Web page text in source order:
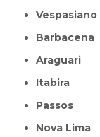
Vespasiano
Barbacena
Araguari
Itabira
Passos
Nova Lima